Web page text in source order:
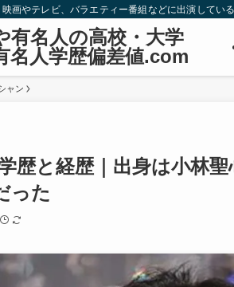
画やテレビ、バラエティー番組などに出演してい
有名人の高校・大学
名人学歴偏差値.com
ャン
歴と経歴｜出身は小林
った